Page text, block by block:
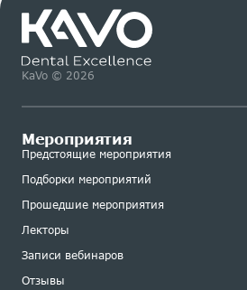
KaVo © 2026
Мероприятия
Предстоящие мероприятия
Подборки мероприятий
Прошедшие мероприятия
Лекторы
Записи вебинаров
Отзывы